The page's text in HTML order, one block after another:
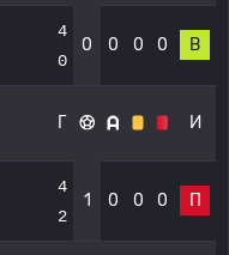
4
0
0 0 0 0 В
Г И
4
2
1 0 0 0 П